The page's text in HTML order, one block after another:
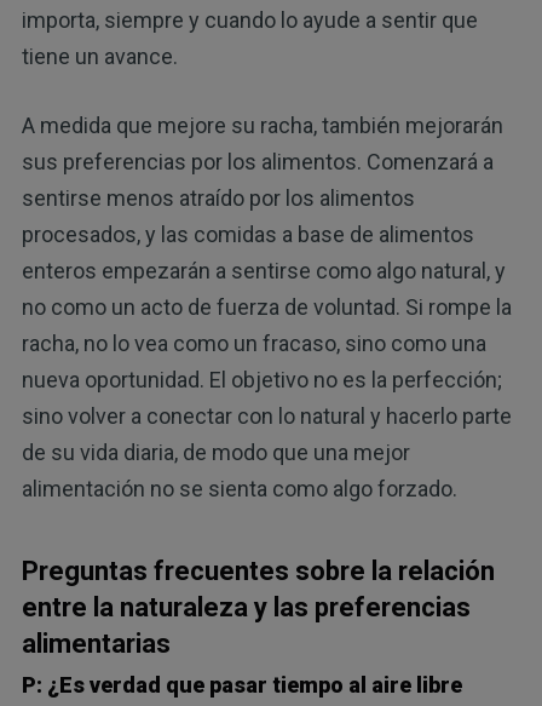
importa, siempre y cuando lo ayude a sentir que
tiene un avance.
A medida que mejore su racha, también mejorarán
sus preferencias por los alimentos. Comenzará a
sentirse menos atraído por los alimentos
procesados, y las comidas a base de alimentos
enteros empezarán a sentirse como algo natural, y
no como un acto de fuerza de voluntad. Si rompe la
racha, no lo vea como un fracaso, sino como una
nueva oportunidad. El objetivo no es la perfección;
sino volver a conectar con lo natural y hacerlo parte
de su vida diaria, de modo que una mejor
alimentación no se sienta como algo forzado.
Preguntas frecuentes sobre la relación
entre la naturaleza y las preferencias
alimentarias
P: ¿Es verdad que pasar tiempo al aire libre